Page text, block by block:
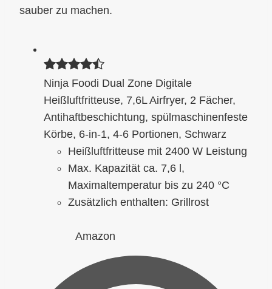
sauber zu machen.
Ninja Foodi Dual Zone Digitale
Heißluftfritteuse, 7,6L Airfryer, 2 Fächer,
Antihaftbeschichtung, spülmaschinenfeste
Körbe, 6-in-1, 4-6 Portionen, Schwarz
Heißluftfritteuse mit 2400 W Leistung
Max. Kapazität ca. 7,6 l,
Maximaltemperatur bis zu 240 °C
Zusätzlich enthalten: Grillrost
Amazon